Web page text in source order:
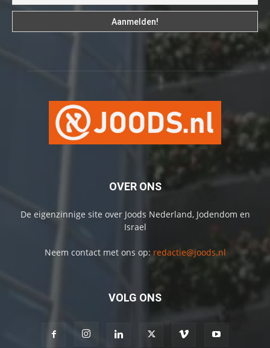
OVER ONS
De eigenzinnige site over Joods Nederland, Jodendom en
Israel
Neem contact met ons op: redactie@joods.nl
VOLG ONS